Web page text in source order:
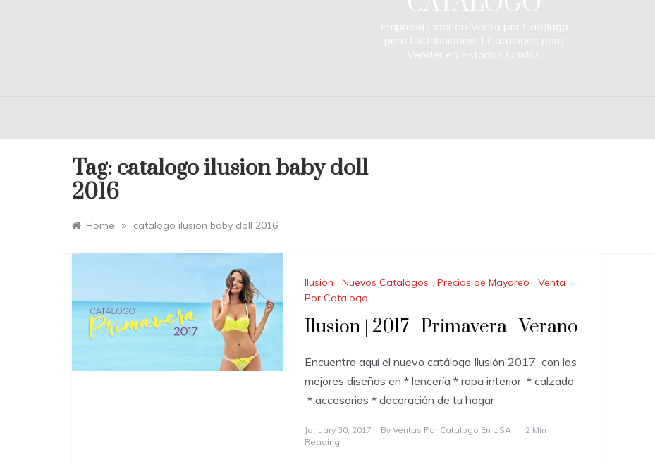
Empresa Lider en Venta por Catalogo
para Distribuidores | Catalogos para
Vender en Estados Unidos
Tag: catalogo ilusion baby doll
2016
Home » catalogo ilusion baby doll 2016
Ilusion , Nuevos Catalogos , Precios de Mayoreo , Venta
Por Catalogo
Ilusion | 2017 | Primavera | Verano
Encuentra aquí el nuevo catálogo Ilusión 2017 con los
mejores diseños en * lencería * ropa interior * calzado
* accesorios * decoración de tu hogar
January 30, 2017 By Ventas Por Catalogo En USA
2 Min
Reading